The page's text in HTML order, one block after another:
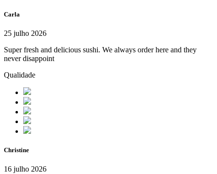
Carla
25 julho 2026
Super fresh and delicious sushi. We always order here and they
never disappoint
Qualidade
Christine
16 julho 2026